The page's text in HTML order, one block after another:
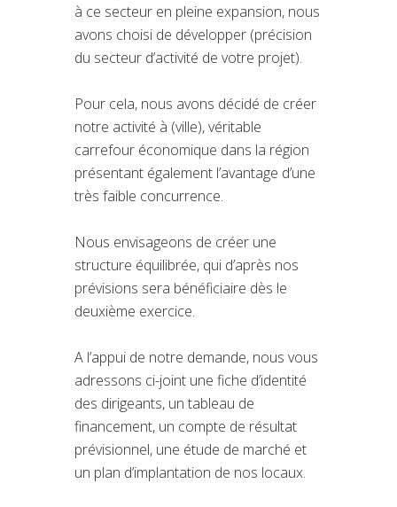
à ce secteur en pleine expansion, nous
avons choisi de développer (précision
du secteur d’activité de votre projet).
Pour cela, nous avons décidé de créer
notre activité à (ville), véritable
carrefour économique dans la région
présentant également l’avantage d’une
très faible concurrence.
Nous envisageons de créer une
structure équilibrée, qui d’après nos
prévisions sera bénéficiaire dès le
deuxième exercice.
A l’appui de notre demande, nous vous
adressons ci-joint une fiche d’identité
des dirigeants, un tableau de
financement, un compte de résultat
prévisionnel, une étude de marché et
un plan d’implantation de nos locaux.